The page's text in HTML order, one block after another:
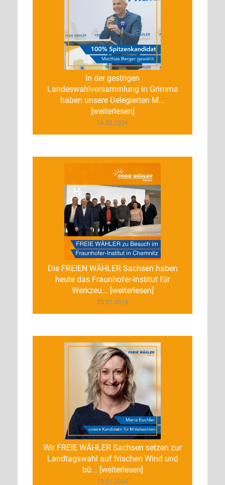
In der gestrigen
Landeswahlversammlung in Grimma
haben unsere Delegierten M...
[weiterlesen]
04.02.2024
Die FREIEN WÄHLER Sachsen haben
heute das Fraunhofer-Institut für
Werkzeu... [weiterlesen]
25.01.2024
Wir FREIE WÄHLER Sachsen setzen zur
Landtagswahl auf frischen Wind und
bü... [weiterlesen]
19.01.2024